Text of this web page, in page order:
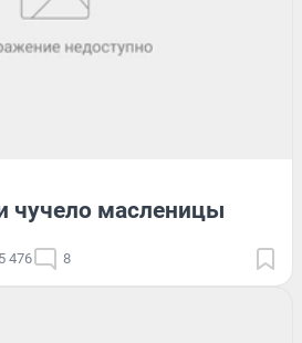
чучело масленицы
5 476 8